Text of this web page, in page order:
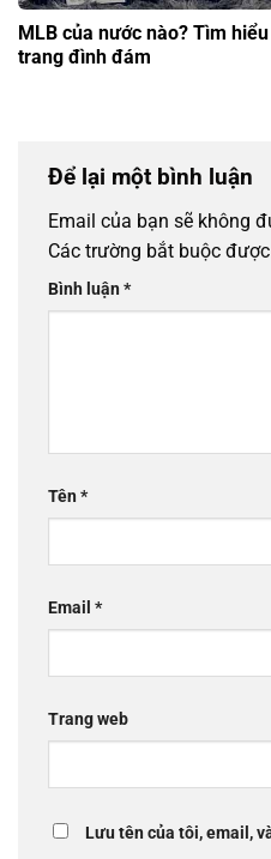
MLB của nước nào? Tìm
trang đình đám
Để lại một bình luận
Email của bạn sẽ không
Các trường bắt buộc
Bình luận*
Tên*
Email *
Trang web
Lưu tên của tôi, email,